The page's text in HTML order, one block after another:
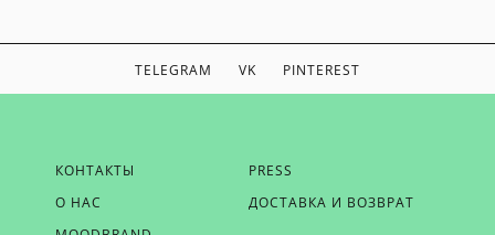
TELEGRAM VK PINTEREST
КОНТАКТЫ
PRESS
О НАС
ДОСТАВКА И ВОЗВРАТ
ЕСЛИ ВЫ ХОТИТЕ БЫТЬ В КУРСЕ НАШИХ НОВОСТЕЙ,
ОТПРАВЬТЕ НАМ СВОЙ EMAIL